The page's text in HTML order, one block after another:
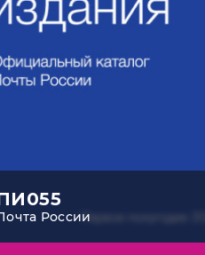
России